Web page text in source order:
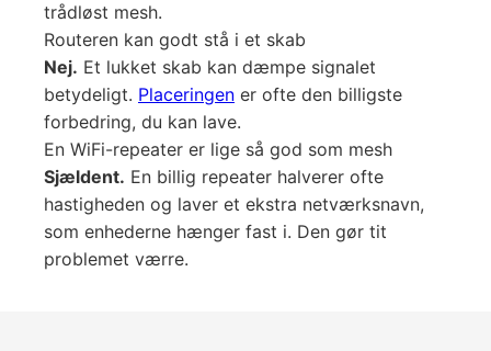
trådløst mesh.
Routeren kan godt stå i et skab
Nej. Et lukket skab kan dæmpe signalet
betydeligt. Placeringen er ofte den billigste
forbedring, du kan lave.
En WiFi-repeater er lige så god som mesh
Sjældent. En billig repeater halverer ofte
hastigheden og laver et ekstra netværksnavn,
som enhederne hænger fast i. Den gør tit
problemet værre.